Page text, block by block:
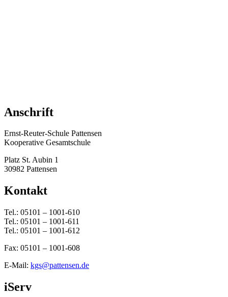
Anschrift
Ernst-Reuter-Schule Pattensen
Kooperative Gesamtschule
Platz St. Aubin 1
30982 Pattensen
Kontakt
Tel.: 05101 – 1001-610
Tel.: 05101 – 1001-611
Tel.: 05101 – 1001-612
Fax: 05101 – 1001-608
E-Mail: kgs@pattensen.de
iServ